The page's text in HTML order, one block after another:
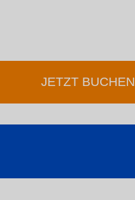
JETZT BUCHEN